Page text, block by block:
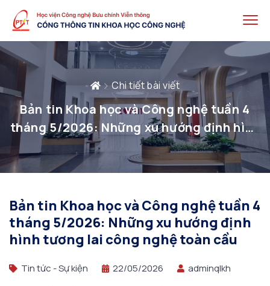
Chi tiết bài viết
Bản tin Khoa học và Công nghệ tuần 4
tháng 5/2026: Những xu hướng định hình
tương lai công nghệ toàn cầu
Bản tin Khoa học và Công nghệ tuần 4
tháng 5/2026: Những xu hướng định
hình tương lai công nghệ toàn cầu
Tin tức - Sự kiện 22/05/2026 adminqlkh